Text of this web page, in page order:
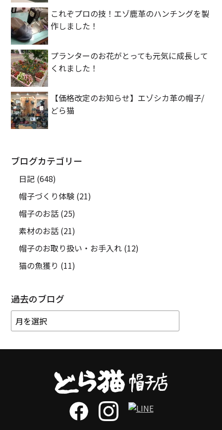
これぞプロの技！エゾ鹿革のハンチングを製
作しました！
プランターのお花がとっても元気に成長して
くれました！
【価格改定のお知らせ】エゾシカ革の帽子/
どら猫
ブログカテゴリー
日記 (648)
帽子づくり体験 (21)
帽子のお話 (25)
素材のお話 (21)
帽子のお取り扱い・お手入れ (12)
猫の魚獲り (11)
過去のブログ